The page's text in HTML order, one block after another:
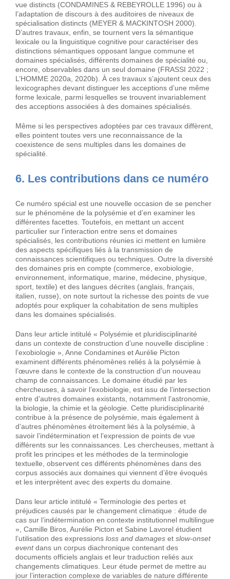
vue distincts (CONDAMINES & REBEYROLLE 1996) ou à
l’adaptation de discours à des auditoires de niveaux de
spécialisation distincts (MEYER & MACKINTOSH 2000).
D’autres travaux, enfin, se tournent vers la sémantique
lexicale ou la linguistique cognitive pour caractériser des
distinctions sémantiques opposant langue commune et
domaines spécialisés, différents domaines de spécialité ou,
encore, observables dans un seul domaine (FRASSI 2022 ;
L’HOMME 2020a, 2020b). À ces travaux s’ajoutent ceux des
lexicographes devant distinguer les acceptions d’une même
forme lexicale, parmi lesquelles se trouvent invariablement
des acceptions associées à des domaines spécialisés.
Même si les perspectives adoptées par ces travaux diffèrent,
elles pointent toutes vers une reconnaissance de la
coexistence de sens multiples dans les domaines de
spécialité.
6. Les contributions dans ce numéro
Ce numéro spécial est une nouvelle occasion de se pencher
sur le phénomène de la polysémie et d’en examiner les
différentes facettes. Toutefois, en mettant un accent
particulier sur l’interaction entre sens et domaines
spécialisés, les contributions réunies ici mettent en lumière
des aspects spécifiques liés à la transmission de
connaissances scientifiques ou techniques. Outre la diversité
des domaines pris en compte (commerce, exobiologie,
environnement, informatique, marine, médecine, physique,
sport, textile) et des langues décrites (anglais, français,
italien, russe), on note surtout la richesse des points de vue
adoptés pour expliquer la cohabitation de sens multiples
dans les domaines spécialisés.
Dans leur article intitulé « Polysémie et pluridisciplinarité
dans un contexte de construction d’une nouvelle discipline :
l’exobiologie », Anne Condamines et Aurélie Picton
examinent différents phénomènes reliés à la polysémie à
l’œuvre dans le contexte de la construction d’un nouveau
champ de connaissances. Le domaine étudié par les
chercheuses, à savoir l’exobiologie, est issu de l’intersection
entre d’autres domaines existants, notamment l’astronomie,
la biologie, la chimie et la géologie. Cette pluridisciplinarité
contribue à la présence de polysémie, mais également à
d’autres phénomènes étroitement liés à la polysémie, à
savoir l’indétermination et l’expression de points de vue
différents sur les connaissances. Les chercheuses, mettant à
profit les principes et les méthodes de la terminologie
textuelle, observent ces différents phénomènes dans des
corpus associés aux domaines qui viennent d’être évoqués
et les interprètent avec des experts du domaine.
Dans leur article intitulé « Terminologie des pertes et
préjudices causés par le changement climatique : étude de
cas sur l’indétermination en contexte institutionnel multilingue
», Camille Biros, Aurélie Picton et Sabine Lavorel étudient
l’utilisation des expressions loss and damages et slow-onset
eventdans un corpus diachronique contenant des
documents officiels anglais et leur traduction reliés aux
changements climatiques. Leur étude permet de mettre au
jour l’interaction complexe de variables de nature différente